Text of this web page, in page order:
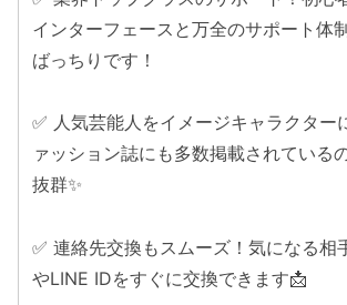
インターフェースと万全のサポート体
ばっちりです！
✅ 人気芸能人をイメージキャラクター
ァッション誌にも多数掲載されている
抜群✨
✅ 連絡先交換もスムーズ！気になる相
やLINE IDをすぐに交換できます📩